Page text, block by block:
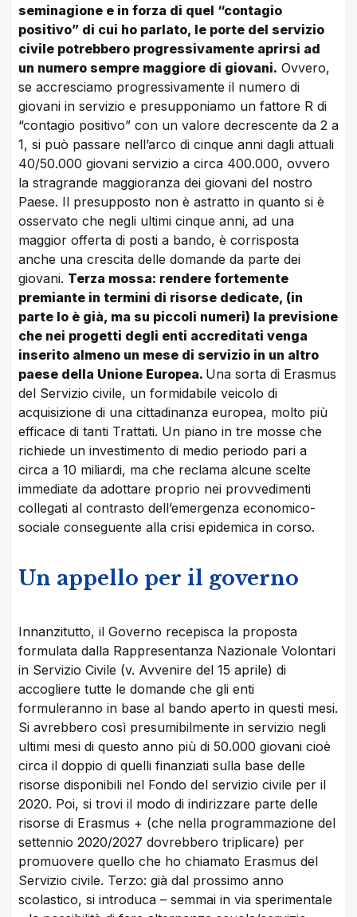
seminagione e in forza di quel “contagio
positivo” di cui ho parlato, le porte del servizio
civile potrebbero progressivamente aprirsi ad
un numero sempre maggiore di giovani. Ovvero,
se accresciamo progressivamente il numero di
giovani in servizio e presupponiamo un fattore R di
“contagio positivo” con un valore decrescente da 2 a
1, si può passare nell’arco di cinque anni dagli attuali
40/50.000 giovani servizio a circa 400.000, ovvero
la stragrande maggioranza dei giovani del nostro
Paese. Il presupposto non è astratto in quanto si è
osservato che negli ultimi cinque anni, ad una
maggior offerta di posti a bando, è corrisposta
anche una crescita delle domande da parte dei
giovani. Terza mossa: rendere fortemente
premiante in termini di risorse dedicate, (in
parte lo è già, ma su piccoli numeri) la previsione
che nei progetti degli enti accreditati venga
inserito almeno un mese di servizio in un altro
paese della Unione Europea. Una sorta di Erasmus
del Servizio civile, un formidabile veicolo di
acquisizione di una cittadinanza europea, molto più
efficace di tanti Trattati. Un piano in tre mosse che
richiede un investimento di medio periodo pari a
circa a 10 miliardi, ma che reclama alcune scelte
immediate da adottare proprio nei provvedimenti
collegati al contrasto dell’emergenza economico-
sociale conseguente alla crisi epidemica in corso.
Un appello per il governo
Innanzitutto, il Governo recepisca la proposta
formulata dalla Rappresentanza Nazionale Volontari
in Servizio Civile (v. Avvenire del 15 aprile) di
accogliere tutte le domande che gli enti
formuleranno in base al bando aperto in questi mesi.
Si avrebbero così presumibilmente in servizio negli
ultimi mesi di questo anno più di 50.000 giovani cioè
circa il doppio di quelli finanziati sulla base delle
risorse disponibili nel Fondo del servizio civile per il
2020. Poi, si trovi il modo di indirizzare parte delle
risorse di Erasmus + (che nella programmazione del
settennio 2020/2027 dovrebbero triplicare) per
promuovere quello che ho chiamato Erasmus del
Servizio civile. Terzo: già dal prossimo anno
scolastico, si introduca – semmai in via sperimentale